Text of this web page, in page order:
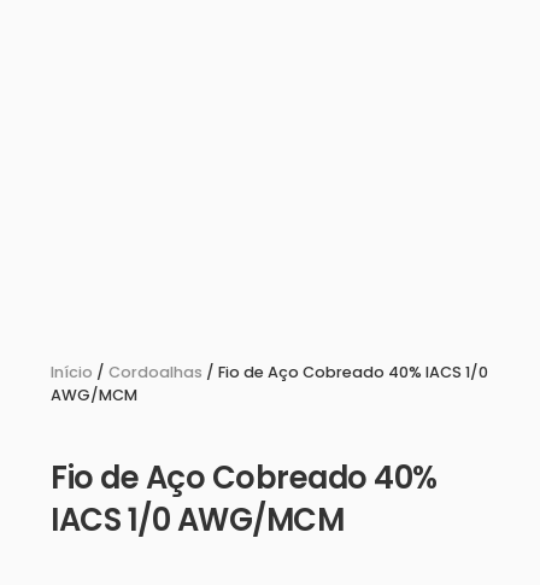
Início / Cordoalhas / Fio de Aço Cobreado 40% IACS 1/0
AWG/MCM
Fio de Aço Cobreado 40%
IACS 1/0 AWG/MCM